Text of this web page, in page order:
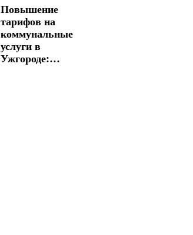
стоимости
Повышение
тарифов на
коммунальные
услуги в
Ужгороде: